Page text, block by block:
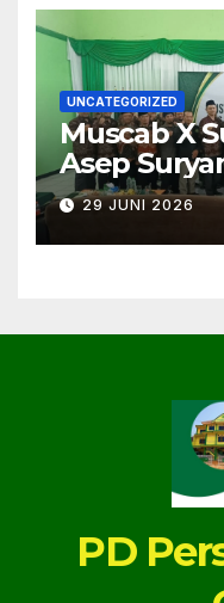
UNCATEGORIZED
Muscab X
Asep
Dipercaya
2026–2030
29 JUNI 2026
PD